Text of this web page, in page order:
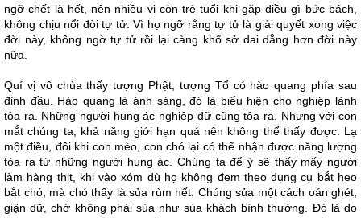
ngỡ chết là hết, nên nhiều vị còn trẻ tuổi khi gặp điều gì bức bách,
không chịu nổi đòi tự tử. Vì họ ngỡ rằng tự tử là giải quyết xong việc
đời này, không ngờ tự tử rồi lại càng khổ sở dai dẳng hơn đời này
nữa.
Quí vị vô chùa thấy tượng Phật, tượng Tổ có hào quang phía sau
đỉnh đầu. Hào quang là ánh sáng, đó là biểu hiện cho nghiệp lành
tỏa ra. Những người hung ác nghiệp dữ cũng tỏa ra. Nhưng với con
mắt chúng ta, khả năng giới hạn quá nên không thể thấy được. Lạ
một điều, đôi khi con mèo, con chó lại có thể nhận được năng lượng
tỏa ra từ những người hung ác. Chúng ta để ý sẽ thấy mấy người
làm hàng thịt, khi vào xóm dù họ không đem theo dụng cụ bắt heo
bắt chó, mà chó thấy là sủa rùm hết. Chúng sủa một cách oán ghét,
giận dữ, chớ không phải sủa như sủa khách bình thường. Đó là do